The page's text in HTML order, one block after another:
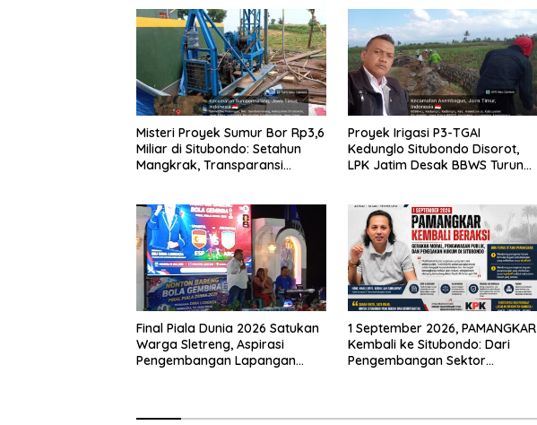
Misteri Proyek Sumur Bor Rp3,6
Miliar di Situbondo: Setahun
Mangkrak, Transparansi
Proyek Irigasi P3-TGAI
Kedunglo Situbondo Disorot,
LPK Jatim Desak BBWS Turun
Final Piala Dunia 2026 Satukan
Warga Sletreng, Aspirasi
Pengembangan Lapangan
1 September 2026, PAMANGKAR
Kembali ke Situbondo: Dari
Pengembangan Sektor